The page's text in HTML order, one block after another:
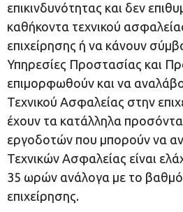
επικινδυνότητας και δεν
καθήκοντα τεχνικού
επιχείρησης ή να κάνουν
Υπηρεσίες Προστασίας και
επιμορφωθούν και να
Τεχνικού Ασφαλείας στην
έχουν τα κατάλληλα
εργοδοτών που μπορούν να
Τεχνικών Ασφαλείας είναι
35 ωρών ανάλογα με το βαθμό
επιχείρησης.